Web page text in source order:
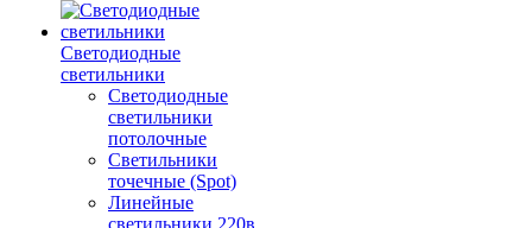
Светодиодные
светильники
Светодиодные
светильники
потолочные
Светильники
точечные (Spot)
Линейные
светильники 220в